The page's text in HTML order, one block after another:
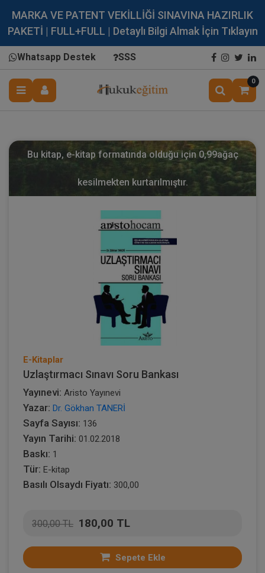
MARKA VE PATENT VEKİLLİĞİ SINAVINA HAZIRLIK
PAKETİ | FULL+FULL | Detaylı Bilgi Almak İçin Tıklayın
Whatsapp Destek SSS
0
Bu kitap, e-kitap formatında olduğu için 0,99ağaç
kesilmekten kurtarılmıştır.
E-Kitaplar
Uzlaştırmacı Sınavı Soru Bankası
Yayınevi: Aristo Yayınevi
Yazar: Dr. Gökhan TANERİ
Sayfa Sayısı: 136
Yayın Tarihi: 01.02.2018
Baskı: 1
Tür: E-kitap
Basılı Olsaydı Fiyatı: 300,00
300,00 TL 180,00 TL
Sepete Ekle